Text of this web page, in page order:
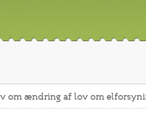
om ændring af lov om